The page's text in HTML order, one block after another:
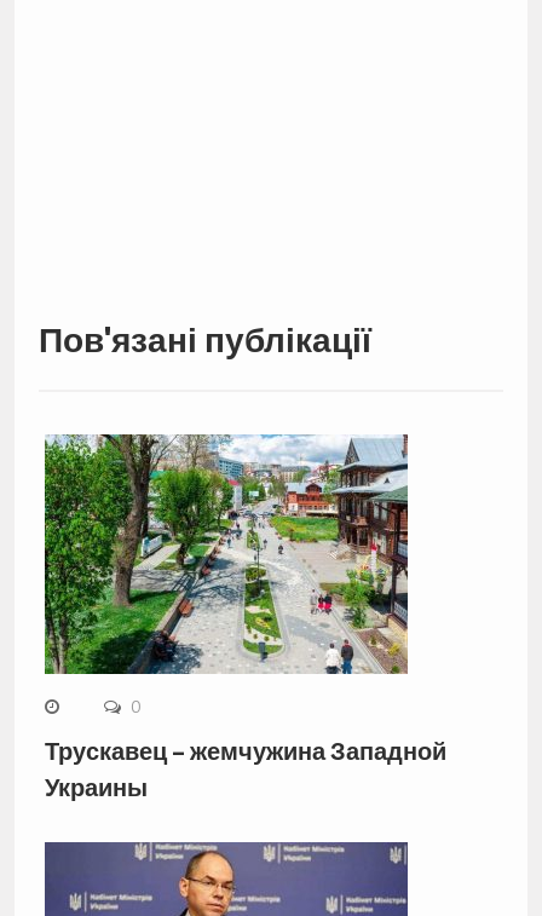
Пов'язані публікації
0
Трускавец – жемчужина Западной
Украины